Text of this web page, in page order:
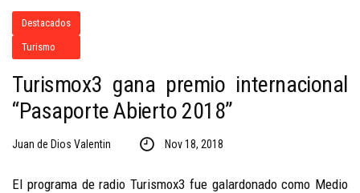
Destacados
Turismo
Turismox3 gana premio internacional
“Pasaporte Abierto 2018”
Juan de Dios Valentin Nov 18, 2018
El programa de radio Turismox3 fue galardonado como Medio